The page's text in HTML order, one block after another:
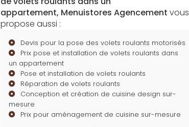
appartement, Menuistores Agencement vous
propose aussi :
Devis pour la pose des volets roulants motorisés
Prix pose et installation de volets roulants dans
un appartement
Pose et installation de volets roulants
Réparation de volets roulants
Conception et création de cuisine design sur-
mesure
Prix pour aménagement de cuisine sur-mesure